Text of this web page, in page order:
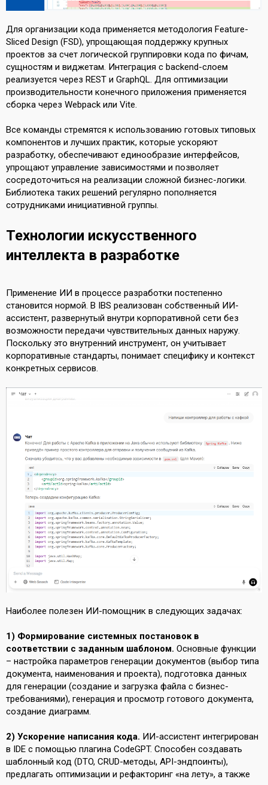
Для организации кода применяется методология Feature-
Sliced Design (FSD), упрощающая поддержку крупных
проектов за счет логической группировки кода по фичам,
сущностям и виджетам. Интеграция с backend-слоем
реализуется через REST и GraphQL. Для оптимизации
производительности конечного приложения применяется
сборка через Webpack или Vite.
Все команды стремятся к использованию готовых типовых
компонентов и лучших практик, которые ускоряют
разработку, обеспечивают единообразие интерфейсов,
упрощают управление зависимостями и позволяет
сосредоточиться на реализации сложной бизнес-логики.
Библиотека таких решений регулярно пополняется
сотрудниками инициативной группы.
Технологии искусственного
интеллекта в разработке
Применение ИИ в процессе разработки постепенно
становится нормой. В IBS реализован собственный ИИ-
ассистент, развернутый внутри корпоративной сети без
возможности передачи чувствительных данных наружу.
Поскольку это внутренний инструмент, он учитывает
корпоративные стандарты, понимает специфику и контекст
конкретных сервисов.
Наиболее полезен ИИ-помощник в следующих задачах:
1) Формирование системных постановок в
соответствии с заданным шаблоном. Основные функции
– настройка параметров генерации документов (выбор типа
документа, наименования и проекта), подготовка данных
для генерации (создание и загрузка файла с бизнес-
требованиями), генерация и просмотр готового документа,
создание диаграмм.
2) Ускорение написания кода. ИИ-ассистент интегрирован
в IDE с помощью плагина CodeGPT. Способен создавать
шаблонный код (DTO, CRUD-методы, API-эндпоинты),
предлагать оптимизации и рефакторинг «на лету», а также